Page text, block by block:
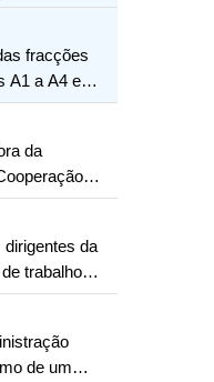
fracções
A1 a A4 e
da
em
da
trabalho
de um